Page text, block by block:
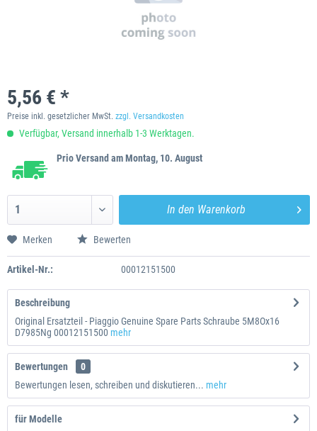
5,56 € *
Preise inkl. gesetzlicher MwSt. zzgl. Versandkosten
Verfügbar, Versand innerhalb 1-3 Werktagen.
Prio Versand am Montag, 10. August
In den Warenkorb
Merken Bewerten
Artikel-Nr.: 00012151500
Beschreibung
Original Ersatzteil - Piaggio Genuine Spare Parts Schraube 5M8Ox16
D7985Ng 00012151500 mehr
Bewertungen
0
Bewertungen lesen, schreiben und diskutieren... mehr
für Modelle